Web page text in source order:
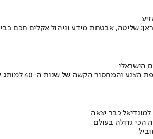
שליטה, אבטחת מידע וניהול אקלים חכם
הישראלי
כבר יצאה
הכי גדולה בעולם